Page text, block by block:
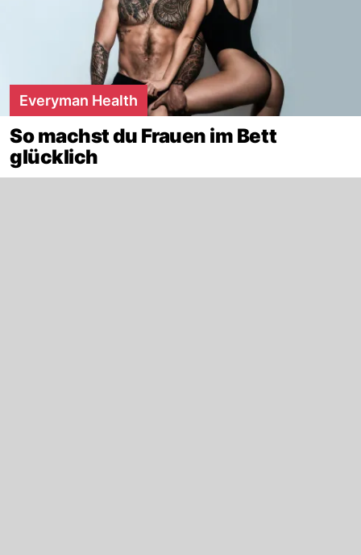
Everyman Health
So machst du Frauen im Bett
glücklich